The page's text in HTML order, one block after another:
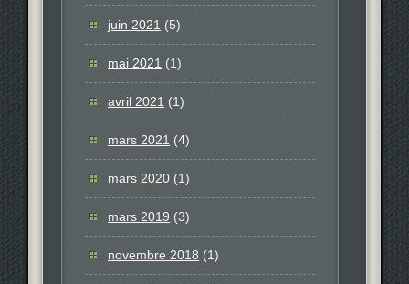
juin 2021 (5)
mai 2021 (1)
avril 2021 (1)
mars 2021 (4)
mars 2020 (1)
mars 2019 (3)
novembre 2018 (1)